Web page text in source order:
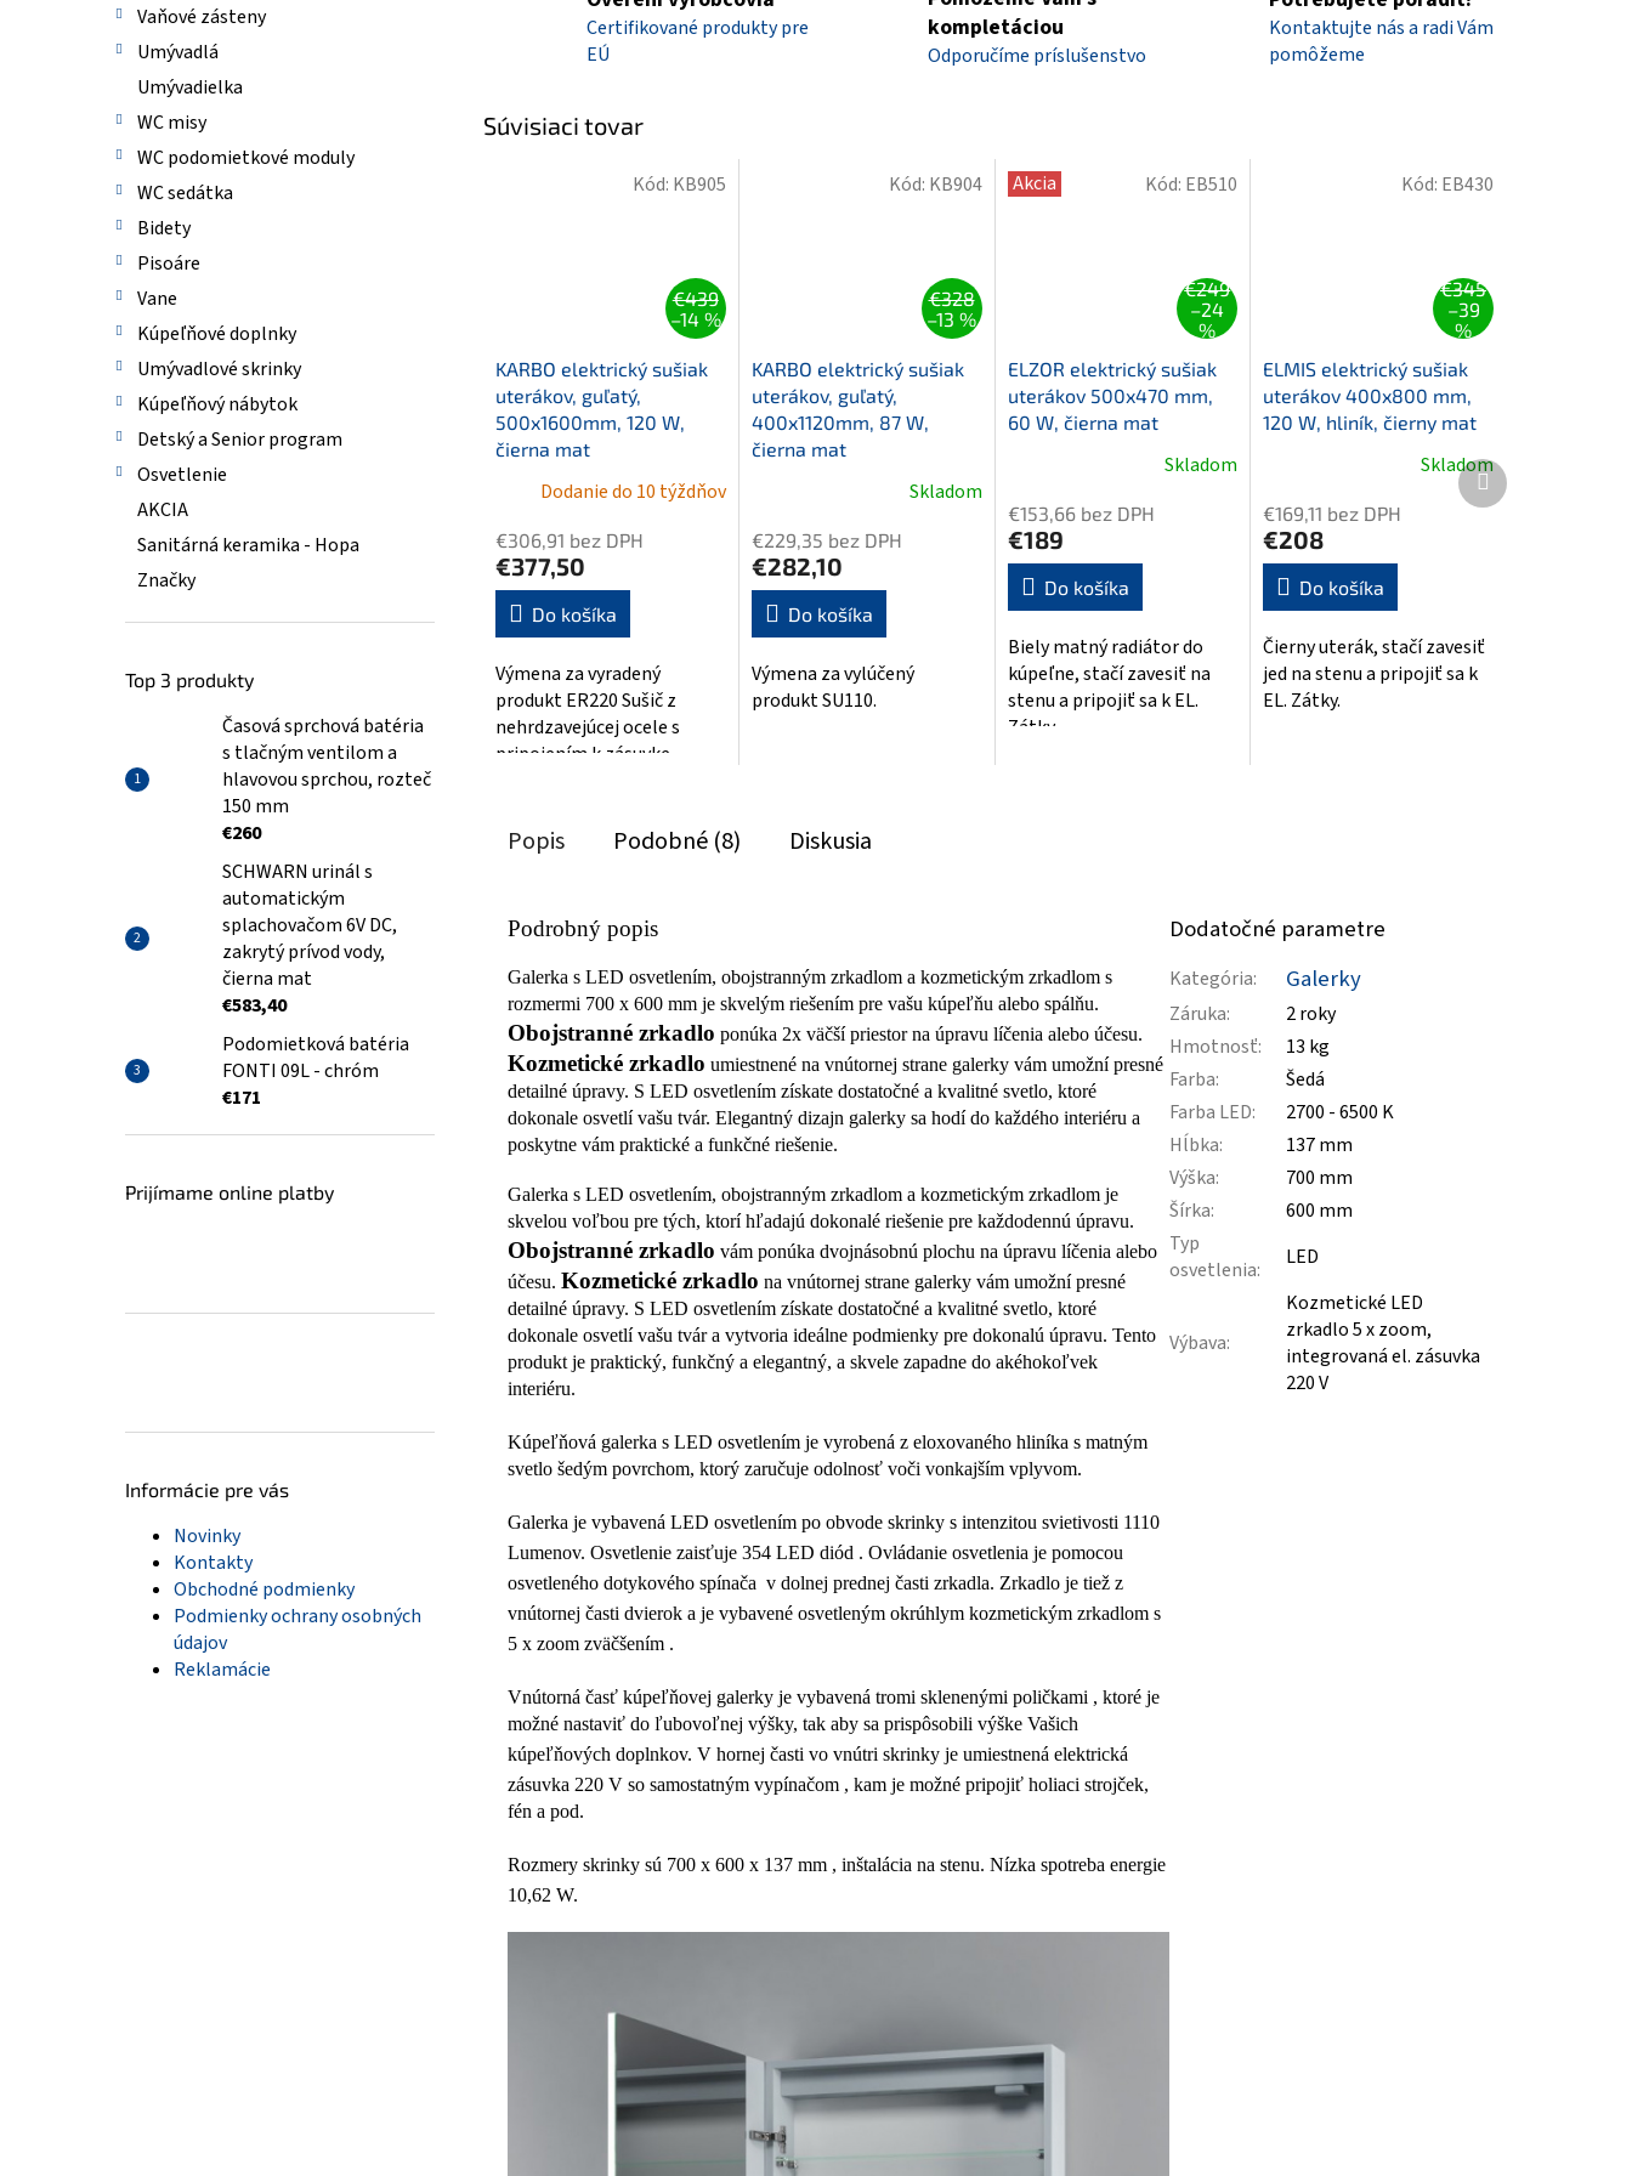
Vaňové zásteny
Umývadlá
Umývadielka
WC misy
WC podomietkové moduly
WC sedátka
Bidety
Pisoáre
Vane
Kúpeľňové doplnky
Umývadlové skrinky
Kúpeľňový nábytok
Detský a Senior program
Osvetlenie
AKCIA
Sanitárná keramika - Hopa
Značky
Top 3 produkty
Časová sprchová batéria
s tlačným ventilom a
hlavovou sprchou, rozteč
150 mm
€260
SCHWARN urinál s
automatickým
splachovačom 6V DC,
zakrytý prívod vody,
čierna mat
€583,40
Podomietková batéria
FONTI 09L - chróm
€171
Prijímame online platby
Informácie pre vás
Novinky
Kontakty
Obchodné podmienky
Podmienky ochrany osobných
údajov
Reklamácie
Certifikované produkty pre
EÚ
kompletáciou
Odporučíme príslušenstvo
Kontaktujte nás a radi Vám
pomôžeme
Súvisiaci tovar
€439
–14 %
KARBO elektrický sušiak
uterákov, guľatý,
500x1600mm, 120 W,
čierna mat
Dodanie do 10 týždňov
€306,91 bez DPH
€377,50
Do košíka
Výmena za vyradený
produkt ER220 Sušič z
nehrdzavejúcej ocele s
pripojením k zásuvke
Kód: KB905
€328
–13 %
KARBO elektrický sušiak
uterákov, guľatý,
400x1120mm, 87 W,
čierna mat
produktu
je
5,0
hviezdičiek.
Skladom
€229,35 bez DPH
€282,10
Do košíka
Výmena za vylúčený
produkt SU110.
Kód: KB904 Akcia
€249
–24
%
ELZOR elektrický sušiak
uterákov 500x470 mm,
60 W, čierna mat
produktu
je
5,0
hviezdičiek.
Skladom
€153,66 bez DPH
€189
Do košíka
Biely matný radiátor do
kúpeľne, stačí zavesiť na
stenu a pripojiť sa k EL.
Zátky.
Kód: EB510
€345
–39
%
ELMIS elektrický sušiak
uterákov 400x800 mm,
120 W, hliník, čierny mat
Skladom
€169,11 bez DPH
€208
Do košíka
Čierny uterák, stačí zavesiť
jed na stenu a pripojiť sa k
EL. Zátky.
Kód: EB430
Ďalší
produkt
Popis Podobné (8) Diskusia
Podrobný popis
Galerka s LED osvetlením, obojstranným zrkadlom a kozmetickým zrkadlom s
rozmermi 700 x 600 mm je skvelým riešením pre vašu kúpeľňu alebo spálňu.
Obojstranné zrkadlo ponúka 2x väčší priestor na úpravu líčenia alebo účesu.
Kozmetické zrkadlo umiestnené na vnútornej strane galerky vám umožní presné
detailné úpravy. S LED osvetlením získate dostatočné a kvalitné svetlo, ktoré
dokonale osvetlí vašu tvár. Elegantný dizajn galerky sa hodí do každého interiéru a
poskytne vám praktické a funkčné riešenie.
Galerka s LED osvetlením, obojstranným zrkadlom a kozmetickým zrkadlom je
skvelou voľbou pre tých, ktorí hľadajú dokonalé riešenie pre každodennú úpravu.
Obojstranné zrkadlo vám ponúka dvojnásobnú plochu na úpravu líčenia alebo
účesu. Kozmetické zrkadlo na vnútornej strane galerky vám umožní presné
detailné úpravy. S LED osvetlením získate dostatočné a kvalitné svetlo, ktoré
dokonale osvetlí vašu tvár a vytvoria ideálne podmienky pre dokonalú úpravu. Tento
produkt je praktický, funkčný a elegantný, a skvele zapadne do akéhokoľvek
interiéru.
Kúpeľňová galerka s LED osvetlením je vyrobená z eloxovaného hliníka s matným
svetlo šedým povrchom, ktorý zaručuje odolnosť voči vonkajším vplyvom.
Galerka je vybavená LED osvetlením po obvode skrinky s intenzitou svietivosti 1110
Lumenov. Osvetlenie zaisťuje 354 LED diód . Ovládanie osvetlenia je pomocou
osvetleného dotykového spínača v dolnej prednej časti zrkadla. Zrkadlo je tiež z
vnútornej časti dvierok a je vybavené osvetleným okrúhlym kozmetickým zrkadlom s
5 x zoom zväčšením .
Vnútorná časť kúpeľňovej galerky je vybavená tromi sklenenými poličkami , ktoré je
možné nastaviť do ľubovoľnej výšky, tak aby sa prispôsobili výške Vašich
kúpeľňových doplnkov. V hornej časti vo vnútri skrinky je umiestnená elektrická
zásuvka 220 V so samostatným vypínačom , kam je možné pripojiť holiaci strojček,
fén a pod.
Rozmery skrinky sú 700 x 600 x 137 mm , inštalácia na stenu. Nízka spotreba energie
10,62 W.
Dodatočné parametre
Kategória: Galerky
Záruka:
2 roky
Hmotnosť:
13 kg
Farba:
Šedá
Farba LED:
2700 - 6500 K
Hĺbka:
137 mm
Výška:
700 mm
Šírka:
600 mm
Typ
osvetlenia: LED
Výbava:
Kozmetické LED
zrkadlo 5 x zoom,
integrovaná el. zásuvka
220 V